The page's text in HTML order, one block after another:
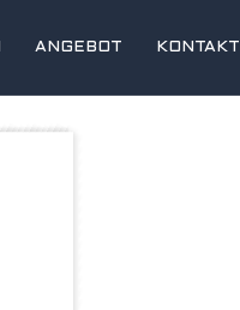
ANGEBOT KONTAKT